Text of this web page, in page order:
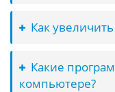
Как
Какие
компьютере?